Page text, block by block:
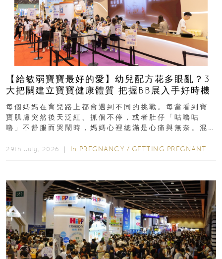
【給敏弱寶寶最好的愛】幼兒配方花多眼亂？3
大把關建立寶寶健康體質 把握BB展入手好時機
每個媽媽在育兒路上都會遇到不同的挑戰。每當看到寶
寶肌膚突然後天泛紅、抓個不停，或者肚仔「咕嚕咕
嚕」不舒服而哭鬧時，媽媽心裡總滿是心痛與無奈。混
29th July, 2026 ｜ In PREGNANCY / GETTING PREGNANT